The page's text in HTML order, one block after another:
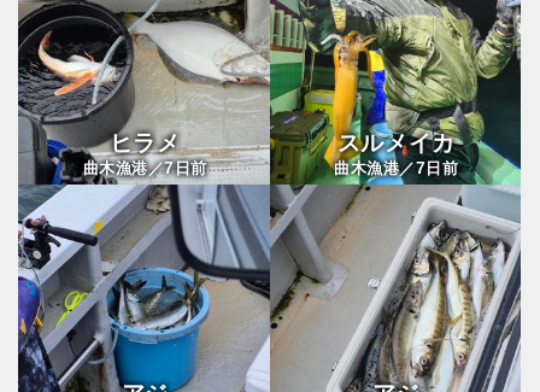
ヒラメ
曲木漁港／7日前
スルメイカ
曲木漁港／7日前